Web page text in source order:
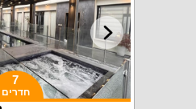
7
חדרים